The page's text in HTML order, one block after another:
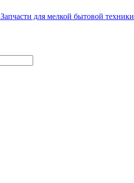
Запчасти для мелкой бытовой техники